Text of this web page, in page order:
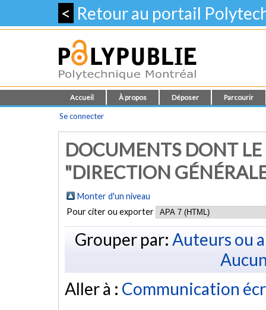
< Retour au portail
Accueil À propos Déposer Parcourir
Se connecter
DOCUMENTS DONT
"DIRECTION
Monter d'un niveau
Pour citer ou exporter
Grouper par: Auteurs ou
Aller à : Communication